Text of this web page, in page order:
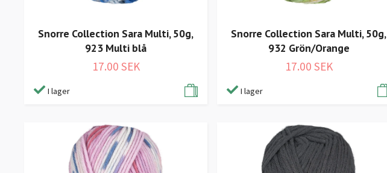
Snorre Collection Sara Multi, 50g,
923 Multi blå
17.00 SEK
I lager
Snorre Collection Sara Multi, 50g,
932 Grön/Orange
17.00 SEK
I lager